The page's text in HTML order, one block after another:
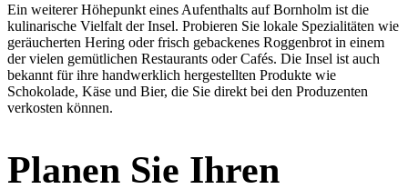
Ein weiterer Höhepunkt eines Aufenthalts auf Bornholm ist die
kulinarische Vielfalt der Insel. Probieren Sie lokale Spezialitäten wie
geräucherten Hering oder frisch gebackenes Roggenbrot in einem
der vielen gemütlichen Restaurants oder Cafés. Die Insel ist auch
bekannt für ihre handwerklich hergestellten Produkte wie
Schokolade, Käse und Bier, die Sie direkt bei den Produzenten
verkosten können.
Planen Sie Ihren